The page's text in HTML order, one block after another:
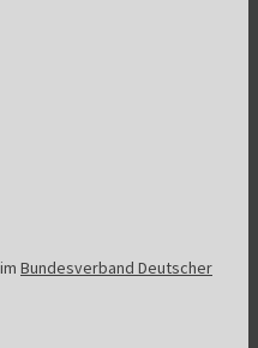
Bundesverband Deutscher